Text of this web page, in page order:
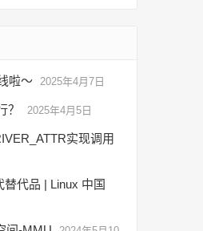
啦～ 2025年4月7日
？ 2025年4月5日
实现调用
代品 | Linux 中国